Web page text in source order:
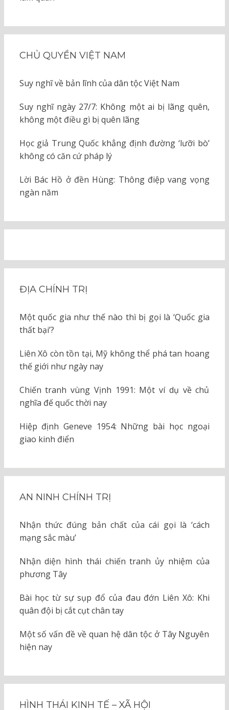
CHỦ QUYỀN VIỆT NAM
Suy nghĩ về bản lĩnh của dân tộc Việt Nam
Suy nghĩ ngày 27/7: Không một ai bị lãng quên,
không một điều gì bị quên lãng
Học giả Trung Quốc khẳng định đường ‘lưỡi bò’
không có căn cứ pháp lý
Lời Bác Hồ ở đền Hùng: Thông điệp vang vọng
ngàn năm
ĐỊA CHÍNH TRỊ
Một quốc gia như thế nào thì bị gọi là ‘Quốc gia
thất bại’?
Liên Xô còn tồn tại, Mỹ không thể phá tan hoang
thế giới như ngày nay
Chiến tranh vùng Vịnh 1991: Một ví dụ về chủ
nghĩa đế quốc thời nay
Hiệp định Geneve 1954: Những bài học ngoại
giao kinh điển
AN NINH CHÍNH TRỊ
Nhận thức đúng bản chất của cái gọi là ‘cách
mạng sắc màu’
Nhận diện hình thái chiến tranh ủy nhiệm của
phương Tây
Bài học từ sự sụp đổ của đau đớn Liên Xô: Khi
quân đội bị cắt cụt chân tay
Một số vấn đề về quan hệ dân tộc ở Tây Nguyên
hiện nay
HÌNH THÁI KINH TẾ – XÃ HỘI